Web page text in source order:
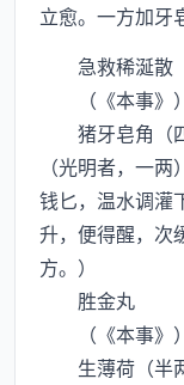
立愈。一方加牙
急救稀涎散
（《本事》）
猪牙皂角（四
（光明者，一
钱匕，温水调灌
升，便得醒，次
方。）
胜金丸
（《本事》）
生薄荷（半两